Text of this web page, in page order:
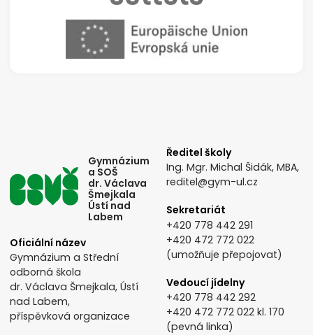
Gymnázium
a SOŠ
dr. Václava
Šmejkala
Ústí nad
Labem
Oficiální název
Gymnázium a Střední
odborná škola
dr. Václava Šmejkala, Ústí
nad Labem,
příspěvková organizace
Ředitel školy
Ing. Mgr. Michal Šidák, MBA,
reditel@gym-ul.cz
Sekretariát
+420 778 442 291
+420 472 772 022
(umožňuje přepojovat)
Vedoucí jídelny
+420 778 442 292
+420 472 772 022 kl. 170
(pevná linka)